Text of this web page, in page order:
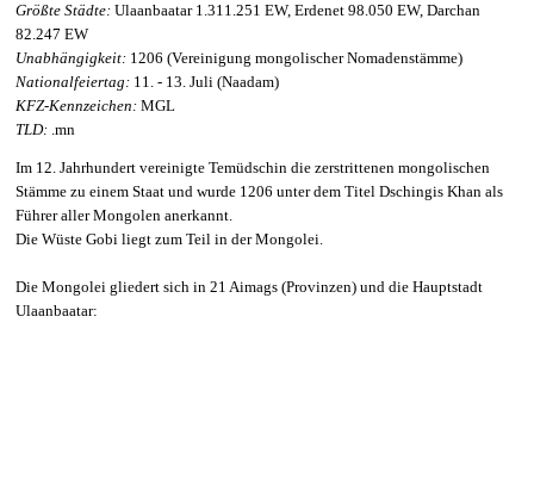
Größte Städte: Ulaanbaatar 1.311.251 EW, Erdenet 98.050 EW, Darchan
82.247 EW
Unabhängigkeit: 1206 (Vereinigung mongolischer Nomadenstämme)
Nationalfeiertag: 11. - 13. Juli (Naadam)
KFZ-Kennzeichen: MGL
TLD: .mn
Im 12. Jahrhundert vereinigte Temüdschin die zerstrittenen mongolischen
Stämme zu einem Staat und wurde 1206 unter dem Titel Dschingis Khan als
Führer aller Mongolen anerkannt.
Die Wüste Gobi liegt zum Teil in der Mongolei.
Die Mongolei gliedert sich in 21 Aimags (Provinzen) und die Hauptstadt
Ulaanbaatar: